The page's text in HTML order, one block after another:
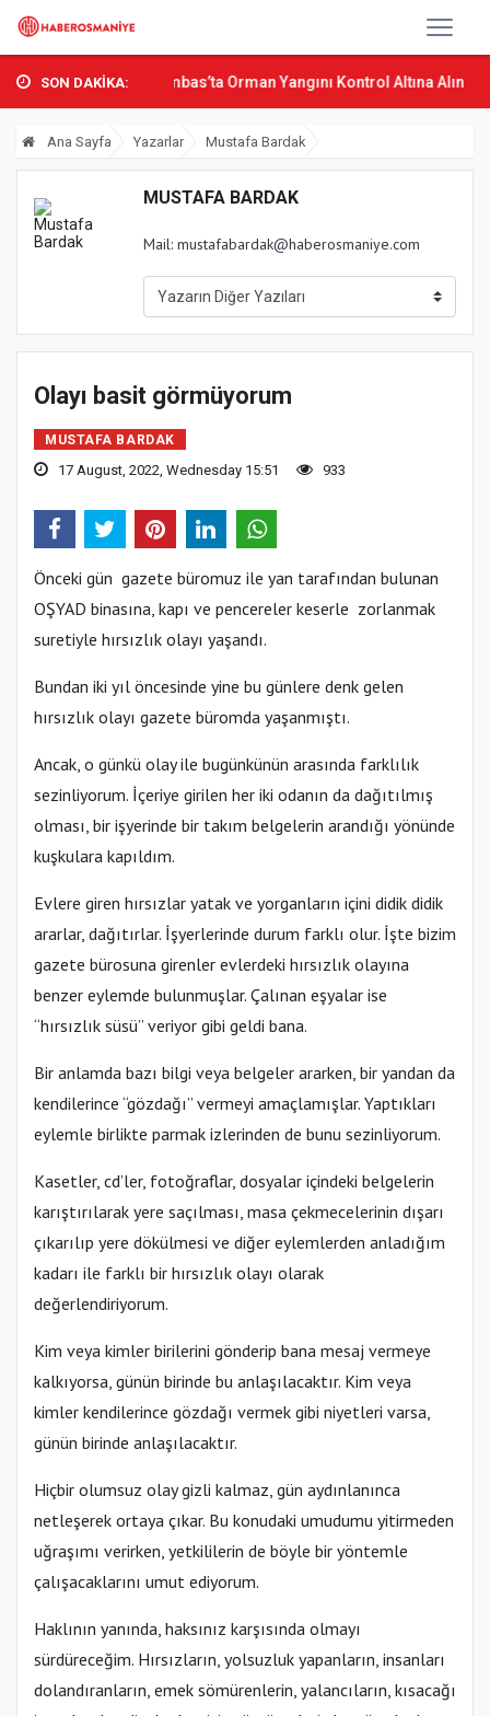
SON DAKİKA:
Bak Osmani... Sumbas’ta Orman Yangını Kontrol Altına Alındı
Ana Sayfa Yazarlar Mustafa Bardak
MUSTAFA BARDAK
Mail: mustafabardak@haberosmaniye.com
Olayı basit görmüyorum
MUSTAFA BARDAK
17 August, 2022, Wednesday 15:51 933
Önceki gün gazete büromuz ile yan tarafından bulunan
OŞYAD binasına, kapı ve pencereler keserle zorlanmak
suretiyle hırsızlık olayı yaşandı.
Bundan iki yıl öncesinde yine bu günlere denk gelen
hırsızlık olayı gazete büromda yaşanmıştı.
Ancak, o günkü olay ile bugünkünün arasında farklılık
sezinliyorum. İçeriye girilen her iki odanın da dağıtılmış
olması, bir işyerinde bir takım belgelerin arandığı yönünde
kuşkulara kapıldım.
Evlere giren hırsızlar yatak ve yorganların içini didik didik
ararlar, dağıtırlar. İşyerlerinde durum farklı olur. İşte bizim
gazete bürosuna girenler evlerdeki hırsızlık olayına
benzer eylemde bulunmuşlar. Çalınan eşyalar ise
“hırsızlık süsü” veriyor gibi geldi bana.
Bir anlamda bazı bilgi veya belgeler ararken, bir yandan da
kendilerince “gözdağı” vermeyi amaçlamışlar. Yaptıkları
eylemle birlikte parmak izlerinden de bunu sezinliyorum.
Kasetler, cd’ler, fotoğraflar, dosyalar içindeki belgelerin
karıştırılarak yere saçılması, masa çekmecelerinin dışarı
çıkarılıp yere dökülmesi ve diğer eylemlerden anladığım
kadarı ile farklı bir hırsızlık olayı olarak
değerlendiriyorum.
Kim veya kimler birilerini gönderip bana mesaj vermeye
kalkıyorsa, günün birinde bu anlaşılacaktır. Kim veya
kimler kendilerince gözdağı vermek gibi niyetleri varsa,
günün birinde anlaşılacaktır.
Hiçbir olumsuz olay gizli kalmaz, gün aydınlanınca
netleşerek ortaya çıkar. Bu konudaki umudumu yitirmeden
uğraşımı verirken, yetkililerin de böyle bir yöntemle
çalışacaklarını umut ediyorum.
Haklının yanında, haksınız karşısında olmayı
sürdüreceğim. Hırsızların, yolsuzluk yapanların, insanları
dolandıranların, emek sömürenlerin, yalancıların, kısacağı